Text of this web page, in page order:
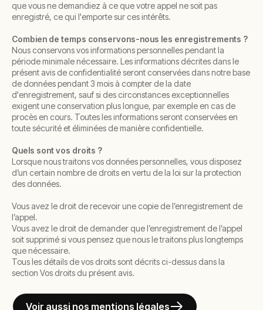
que vous ne demandiez à ce que votre appel ne soit pas
enregistré, ce qui l'emporte sur ces intérêts.
Combien de temps conservons-nous les enregistrements ?
Nous conservons vos informations personnelles pendant la
période minimale nécessaire. Les informations décrites dans le
présent avis de confidentialité seront conservées dans notre base
de données pendant 3 mois à compter de la date
d'enregistrement, sauf si des circonstances exceptionnelles
exigent une conservation plus longue, par exemple en cas de
procès en cours. Toutes les informations seront conservées en
toute sécurité et éliminées de manière confidentielle.
Quels sont vos droits ?
Lorsque nous traitons vos données personnelles, vous disposez
d’un certain nombre de droits en vertu de la loi sur la protection
des données.
Vous avez le droit de recevoir une copie de l’enregistrement de
l’appel.
Vous avez le droit de demander que l’enregistrement de l’appel
soit supprimé si vous pensez que nous le traitons plus longtemps
que nécessaire.
Tous les détails de vos droits sont décrits ci-dessus dans la
section Vos droits du présent avis.
Voir aussi nos mentions légales